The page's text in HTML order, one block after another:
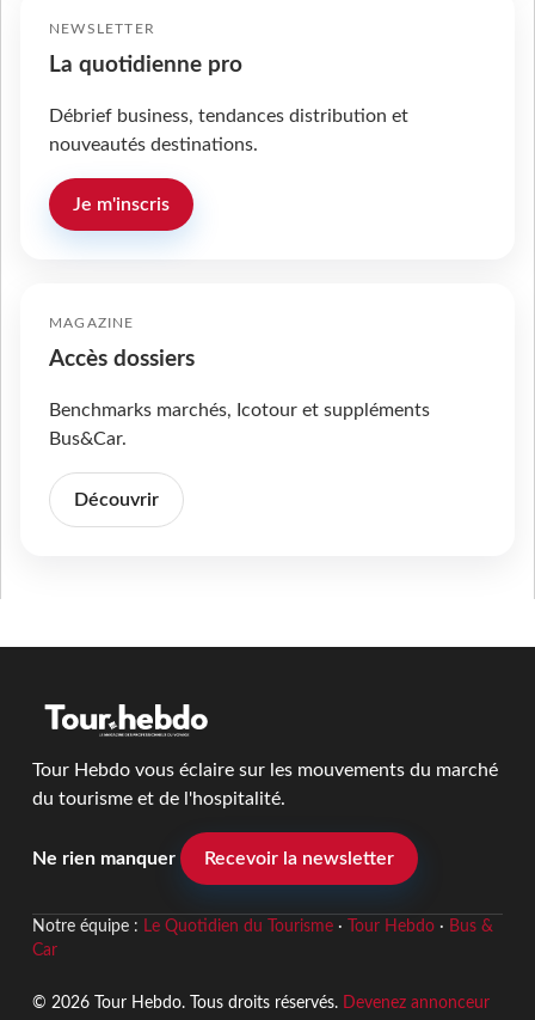
NEWSLETTER
La quotidienne pro
Débrief business, tendances distribution et
nouveautés destinations.
Je m'inscris
MAGAZINE
Accès dossiers
Benchmarks marchés, Icotour et suppléments
Bus&Car.
Découvrir
Tour Hebdo vous éclaire sur les mouvements du marché
du tourisme et de l'hospitalité.
Ne rien manquer Recevoir la newsletter
Notre équipe : Le Quotidien du Tourisme· Tour Hebdo· Bus &
Car
© 2026 Tour Hebdo. Tous droits réservés. Devenez annonceur